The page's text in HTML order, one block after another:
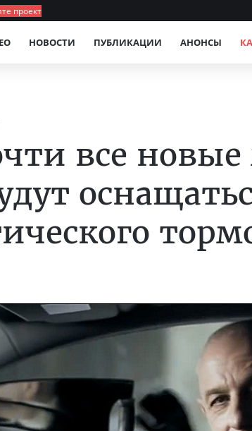
проект
НОВОСТИ ПУБЛИКАЦИИ АНОНСЫ
все